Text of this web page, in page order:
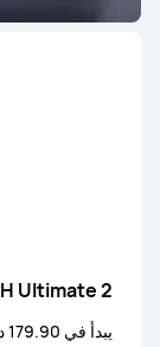
Ultimate 2
يبدأ في 179.90 د.ك